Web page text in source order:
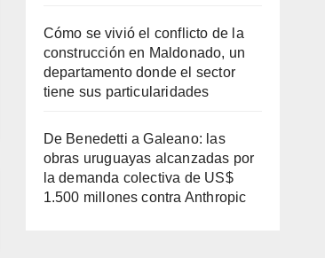
Cómo se vivió el conflicto de la
construcción en Maldonado, un
departamento donde el sector
tiene sus particularidades
De Benedetti a Galeano: las
obras uruguayas alcanzadas por
la demanda colectiva de US$
1.500 millones contra Anthropic